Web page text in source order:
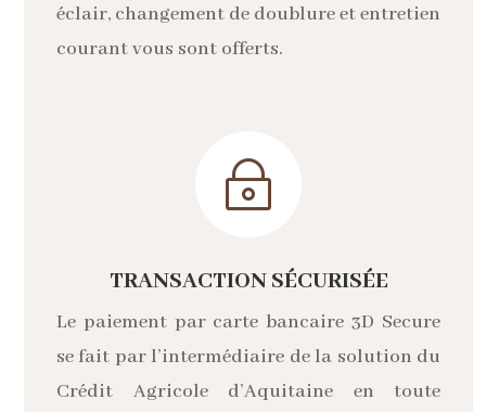
éclair, changement de doublure et entretien
courant vous sont offerts.
~
TRANSACTION SÉCURISÉE
Le paiement par carte bancaire 3D Secure
se fait par l’intermédiaire de la solution du
Crédit Agricole d’Aquitaine en toute